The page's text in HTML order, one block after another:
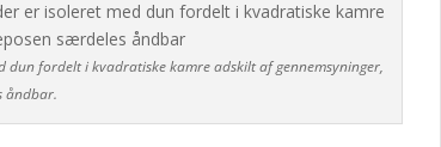
dun fordelt i kvadratiske kamre adskilt af gennemsyninger,
åndbar.